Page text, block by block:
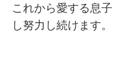
これから愛する息
し努力し続けます。